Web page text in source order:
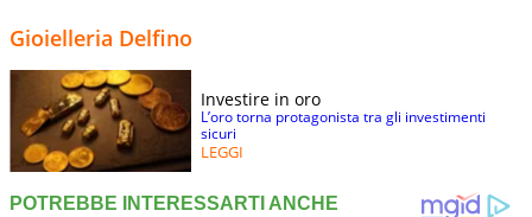
Gioielleria Delfino
Investire in oro
L’oro torna protagonista tra gli investimenti
sicuri
LEGGI